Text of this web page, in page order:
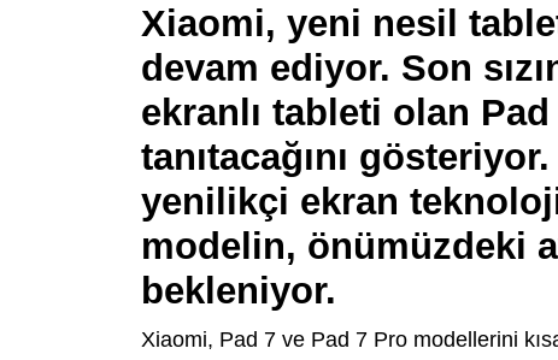
Xiaomi, yeni nesil
devam ediyor. Son
ekranlı tableti olan Pad
tanıtacağını
yenilikçi ekran
modelin, önümüzdeki
bekleniyor.
Xiaomi, Pad 7 ve Pad 7 Pro modellerini